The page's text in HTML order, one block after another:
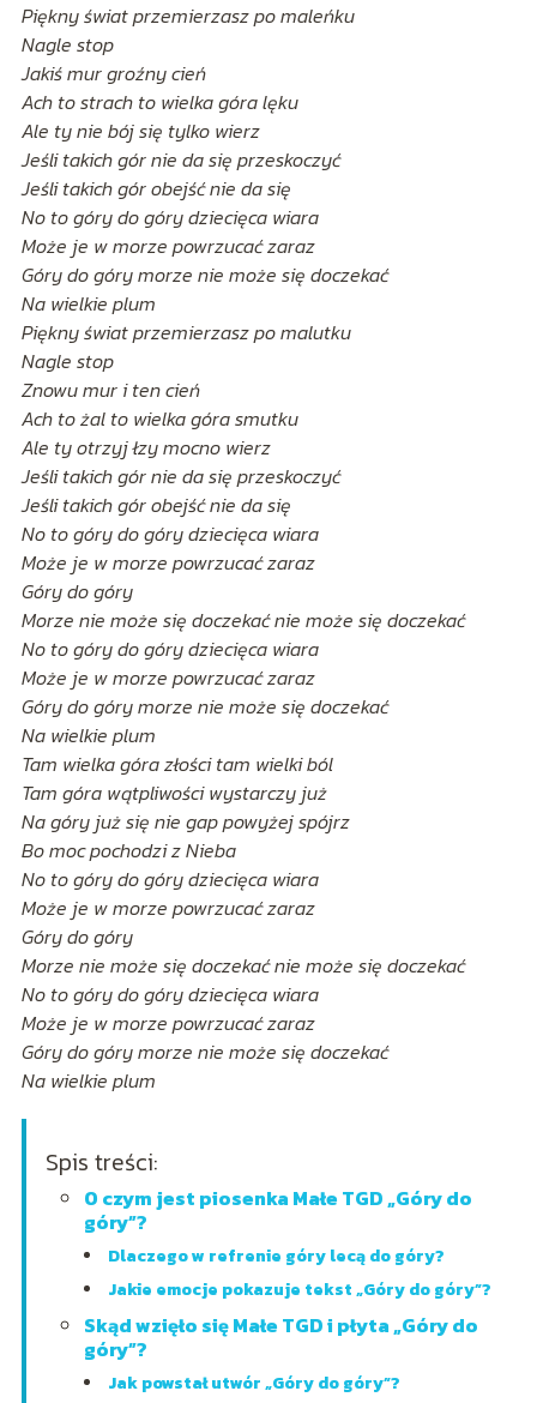
Piękny świat przemierzasz po maleńku
Nagle stop
Jakiś mur groźny cień
Ach to strach to wielka góra lęku
Ale ty nie bój się tylko wierz
Jeśli takich gór nie da się przeskoczyć
Jeśli takich gór obejść nie da się
No to góry do góry dziecięca wiara
Może je w morze powrzucać zaraz
Góry do góry morze nie może się doczekać
Na wielkie plum
Piękny świat przemierzasz po malutku
Nagle stop
Znowu mur i ten cień
Ach to żal to wielka góra smutku
Ale ty otrzyj łzy mocno wierz
Jeśli takich gór nie da się przeskoczyć
Jeśli takich gór obejść nie da się
No to góry do góry dziecięca wiara
Może je w morze powrzucać zaraz
Góry do góry
Morze nie może się doczekać nie może się doczekać
No to góry do góry dziecięca wiara
Może je w morze powrzucać zaraz
Góry do góry morze nie może się doczekać
Na wielkie plum
Tam wielka góra złości tam wielki ból
Tam góra wątpliwości wystarczy już
Na góry już się nie gap powyżej spójrz
Bo moc pochodzi z Nieba
No to góry do góry dziecięca wiara
Może je w morze powrzucać zaraz
Góry do góry
Morze nie może się doczekać nie może się doczekać
No to góry do góry dziecięca wiara
Może je w morze powrzucać zaraz
Góry do góry morze nie może się doczekać
Na wielkie plum
Spis treści:
O czym jest piosenka Małe TGD „Góry do
góry”?
Dlaczego w refrenie góry lecą do góry?
Jakie emocje pokazuje tekst „Góry do góry”?
Skąd wzięło się Małe TGD i płyta „Góry do
góry”?
Jak powstał utwór „Góry do góry”?